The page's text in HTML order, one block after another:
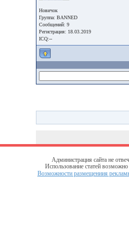
Новичок
Группа: BANNED
Сообщений: 9
Регистрация: 18.03.2019
ICQ:--
Администрация сайта не
Использование статей
Возможности размещениия